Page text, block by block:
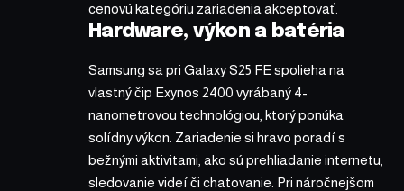
cenovú kategóriu zariadenia akceptovať.
Hardware, výkon a batéria
Samsung sa pri Galaxy S25 FE spolieha na
vlastný čip Exynos 2400 vyrábaný 4-
nanometrovou technológiou, ktorý ponúka
solídny výkon. Zariadenie si hravo poradí s
bežnými aktivitami, ako sú prehliadanie internetu,
sledovanie videí či chatovanie. Pri náročnejšom